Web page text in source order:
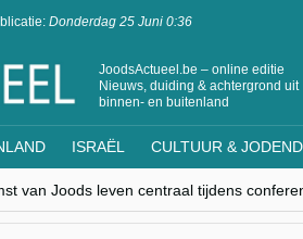
Donderdag 25 Juni 0:36
JoodsActueel.be – online editie
Nieuws, duiding & achtergrond uit
binnen- en buitenland
ISRAËL CULTUUR &
van Joods leven centraal tijdens
seculiere Westen minderheden
de verrassing van Oost-Europa